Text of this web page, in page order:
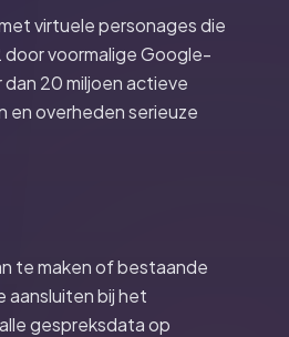
virtuele personages die
voormalige Google-
20 miljoen actieve
overheden serieuze
te maken of bestaande
bij het
gespreksdata op